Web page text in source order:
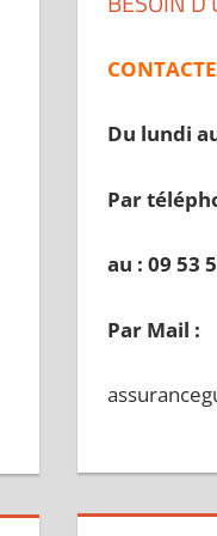
Du lundi
Par
au : 09 53
Par Mail :